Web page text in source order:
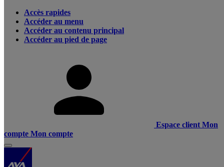
Accès rapides
Accéder au menu
Accéder au contenu principal
Accéder au pied de page
Espace client Mon
compte Mon compte